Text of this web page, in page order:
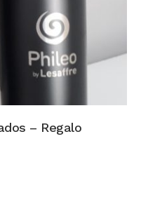
– Regalo